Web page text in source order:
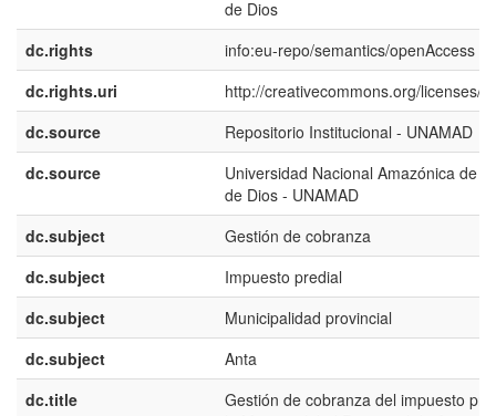
de Dios
dc.rights
info:eu-repo/semantics/openAccess
dc.rights.uri
http://creativecommons.org/licenses/
dc.source
Repositorio Institucional - UNAMAD
dc.source
Universidad Nacional Amazónica de
de Dios - UNAMAD
dc.subject
Gestión de cobranza
dc.subject
Impuesto predial
dc.subject
Municipalidad provincial
dc.subject
Anta
dc.title
Gestión de cobranza del impuesto